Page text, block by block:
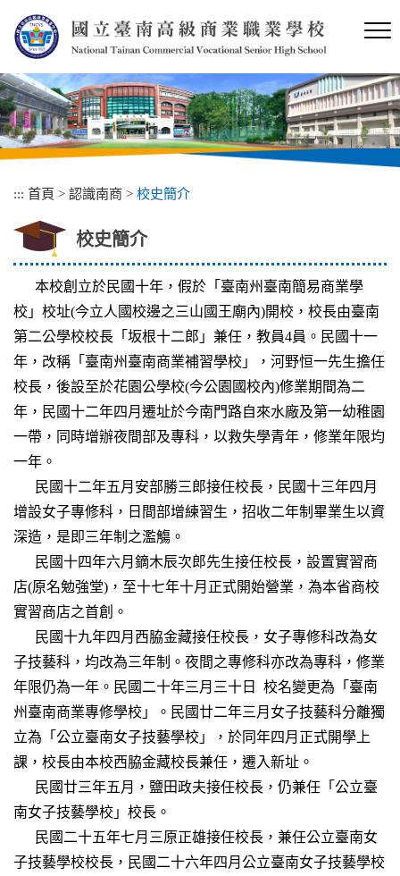
內
容
區
塊
::: 首頁 > 認識南商 > 校史簡介
校史簡介
本校創立於民國十年，假於「臺南州臺南簡易商業學
校」校址(今立人國校邊之三山國王廟內)開校，校長由臺南
第二公學校校長「坂根十二郎」兼任，教員4員。民國十一
年，改稱「臺南州臺南商業補習學校」，河野恒一先生擔任
校長，後設至於花園公學校(今公園國校內)修業期間為二
年，民國十二年四月遷址於今南門路自來水廠及第一幼稚園
一帶，同時增辦夜間部及專科，以救失學青年，修業年限均
一年。
民國十二年五月安部勝三郎接任校長，民國十三年四月
增設女子專修科，日間部增練習生，招收二年制畢業生以資
深造，是即三年制之濫觴。
民國十四年六月鏑木辰次郎先生接任校長，設置實習商
店(原名勉強堂)，至十七年十月正式開始營業，為本省商校
實習商店之首創。
民國十九年四月西脇金藏接任校長，女子專修科改為女
子技藝科，均改為三年制。夜間之專修科亦改為專科，修業
年限仍為一年。民國二十年三月三十日 校名變更為「臺南
州臺南商業專修學校」。民國廿二年三月女子技藝科分離獨
立為「公立臺南女子技藝學校」，於同年四月正式開學上
課，校長由本校西脇金藏校長兼任，遷入新址。
民國廿三年五月，鹽田政夫接任校長，仍兼任「公立臺
南女子技藝學校」校長。
民國二十五年七月三原正雄接任校長，兼任公立臺南女
子技藝學校校長，民國二十六年四月公立臺南女子技藝學校